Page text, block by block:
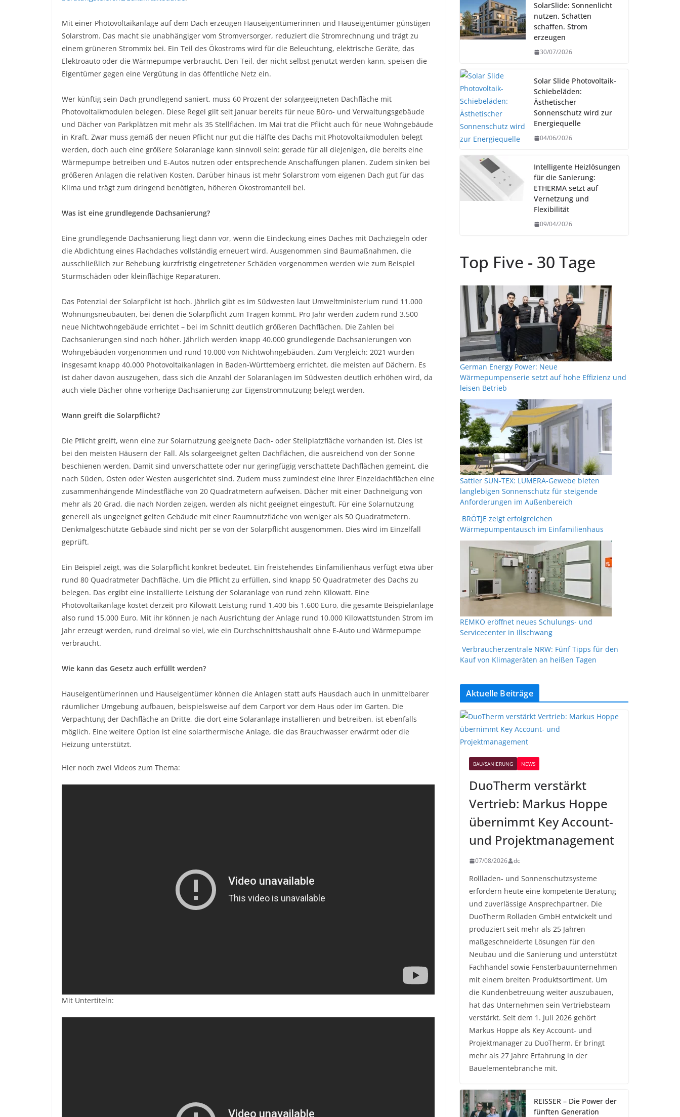
Mit einer Photovoltaikanlage auf dem Dach erzeugen Hauseigentümerinnen und Hauseigentümer günstigen
Solarstrom. Das macht sie unabhängiger vom Stromversorger, reduziert die Stromrechnung und trägt zu
einem grüneren Strommix bei. Ein Teil des Ökostroms wird für die Beleuchtung, elektrische Geräte, das
Elektroauto oder die Wärmepumpe verbraucht. Den Teil, der nicht selbst genutzt werden kann, speisen die
Eigentümer gegen eine Vergütung in das öffentliche Netz ein.
Wer künftig sein Dach grundlegend saniert, muss 60 Prozent der solargeeigneten Dachfläche mit
Photovoltaikmodulen belegen. Diese Regel gilt seit Januar bereits für neue Büro- und Verwaltungsgebäude
und Dächer von Parkplätzen mit mehr als 35 Stellflächen. Im Mai trat die Pflicht auch für neue Wohngebäude
in Kraft. Zwar muss gemäß der neuen Pflicht nur gut die Hälfte des Dachs mit Photovoltaikmodulen belegt
werden, doch auch eine größere Solaranlage kann sinnvoll sein: gerade für all diejenigen, die bereits eine
Wärmepumpe betreiben und E-Autos nutzen oder entsprechende Anschaffungen planen. Zudem sinken bei
größeren Anlagen die relativen Kosten. Darüber hinaus ist mehr Solarstrom vom eigenen Dach gut für das
Klima und trägt zum dringend benötigten, höheren Ökostromanteil bei.
Was ist eine grundlegende Dachsanierung?
Eine grundlegende Dachsanierung liegt dann vor, wenn die Eindeckung eines Daches mit Dachziegeln oder
die Abdichtung eines Flachdaches vollständig erneuert wird. Ausgenommen sind Baumaßnahmen, die
ausschließlich zur Behebung kurzfristig eingetretener Schäden vorgenommen werden wie zum Beispiel
Sturmschäden oder kleinflächige Reparaturen.
Das Potenzial der Solarpflicht ist hoch. Jährlich gibt es im Südwesten laut Umweltministerium rund 11.000
Wohnungsneubauten, bei denen die Solarpflicht zum Tragen kommt. Pro Jahr werden zudem rund 3.500
neue Nichtwohngebäude errichtet – bei im Schnitt deutlich größeren Dachflächen. Die Zahlen bei
Dachsanierungen sind noch höher. Jährlich werden knapp 40.000 grundlegende Dachsanierungen von
Wohngebäuden vorgenommen und rund 10.000 von Nichtwohngebäuden. Zum Vergleich: 2021 wurden
insgesamt knapp 40.000 Photovoltaikanlagen in Baden-Württemberg errichtet, die meisten auf Dächern. Es
ist daher davon auszugehen, dass sich die Anzahl der Solaranlagen im Südwesten deutlich erhöhen wird, da
auch viele Dächer ohne vorherige Dachsanierung zur Eigenstromnutzung belegt werden.
Wann greift die Solarpflicht?
Die Pflicht greift, wenn eine zur Solarnutzung geeignete Dach- oder Stellplatzfläche vorhanden ist. Dies ist
bei den meisten Häusern der Fall. Als solargeeignet gelten Dachflächen, die ausreichend von der Sonne
beschienen werden. Damit sind unverschattete oder nur geringfügig verschattete Dachflächen gemeint, die
nach Süden, Osten oder Westen ausgerichtet sind. Zudem muss zumindest eine ihrer Einzeldachflächen eine
zusammenhängende Mindestfläche von 20 Quadratmetern aufweisen. Dächer mit einer Dachneigung von
mehr als 20 Grad, die nach Norden zeigen, werden als nicht geeignet eingestuft. Für eine Solarnutzung
generell als ungeeignet gelten Gebäude mit einer Raumnutzfläche von weniger als 50 Quadratmetern.
Denkmalgeschützte Gebäude sind nicht per se von der Solarpflicht ausgenommen. Dies wird im Einzelfall
geprüft.
Ein Beispiel zeigt, was die Solarpflicht konkret bedeutet. Ein freistehendes Einfamilienhaus verfügt etwa über
rund 80 Quadratmeter Dachfläche. Um die Pflicht zu erfüllen, sind knapp 50 Quadratmeter des Dachs zu
belegen. Das ergibt eine installierte Leistung der Solaranlage von rund zehn Kilowatt. Eine
Photovoltaikanlage kostet derzeit pro Kilowatt Leistung rund 1.400 bis 1.600 Euro, die gesamte Beispielanlage
also rund 15.000 Euro. Mit ihr können je nach Ausrichtung der Anlage rund 10.000 Kilowattstunden Strom im
Jahr erzeugt werden, rund dreimal so viel, wie ein Durchschnittshaushalt ohne E-Auto und Wärmepumpe
verbraucht.
Wie kann das Gesetz auch erfüllt werden?
Hauseigentümerinnen und Hauseigentümer können die Anlagen statt aufs Hausdach auch in unmittelbarer
räumlicher Umgebung aufbauen, beispielsweise auf dem Carport vor dem Haus oder im Garten. Die
Verpachtung der Dachfläche an Dritte, die dort eine Solaranlage installieren und betreiben, ist ebenfalls
möglich. Eine weitere Option ist eine solarthermische Anlage, die das Brauchwasser erwärmt oder die
Heizung unterstützt.
Hier noch zwei Videos zum Thema:
Mit Untertiteln:
SolarSlide: Sonnenlicht
nutzen. Schatten
schaffen. Strom
erzeugen
30/07/2026
Solar Slide Photovoltaik-
Schiebeläden:
Ästhetischer
Sonnenschutz wird zur
Energiequelle
04/06/2026
Intelligente Heizlösungen
für die Sanierung:
ETHERMA setzt auf
Vernetzung und
Flexibilität
09/04/2026
Top Five - 30 Tage
German Energy Power: Neue
Wärmepumpenserie setzt auf hohe Effizienz und
leisen Betrieb
Sattler SUN-TEX: LUMERA-Gewebe bieten
langlebigen Sonnenschutz für steigende
Anforderungen im Außenbereich
BRÖTJE zeigt erfolgreichen
Wärmepumpentausch im Einfamilienhaus
REMKO eröffnet neues Schulungs- und
Servicecenter in Illschwang
Verbraucherzentrale NRW: Fünf Tipps für den
Kauf von Klimageräten an heißen Tagen
Aktuelle Beiträge
BAU/SANIERUNG NEWS
DuoTherm verstärkt
Vertrieb: Markus Hoppe
übernimmt Key Account-
und Projektmanagement
07/08/2026 dc
Rollladen- und Sonnenschutzsysteme
erfordern heute eine kompetente Beratung
und zuverlässige Ansprechpartner. Die
DuoTherm Rolladen GmbH entwickelt und
produziert seit mehr als 25 Jahren
maßgeschneiderte Lösungen für den
Neubau und die Sanierung und unterstützt
Fachhandel sowie Fensterbauunternehmen
mit einem breiten Produktsortiment. Um
die Kundenbetreuung weiter auszubauen,
hat das Unternehmen sein Vertriebsteam
verstärkt. Seit dem 1. Juli 2026 gehört
Markus Hoppe als Key Account- und
Projektmanager zu DuoTherm. Er bringt
mehr als 27 Jahre Erfahrung in der
Bauelementebranche mit.
REISSER – Die Power der
fünften Generation